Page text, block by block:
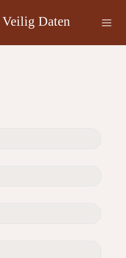
Daten